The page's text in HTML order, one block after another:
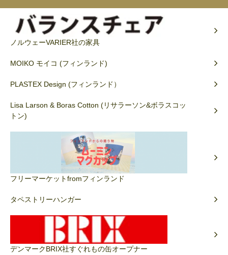
ノルウェーVARIER社の家具
MOIKO モイコ (フィンランド)
PLASTEX Design (フィンランド）
Lisa Larson & Boras Cotton (リサラーソン&ボラスコッ
トン)
フリーマーケットfromフィンランド
タペストリーハンガー
デンマークBRIX社すぐれもの缶オープナー